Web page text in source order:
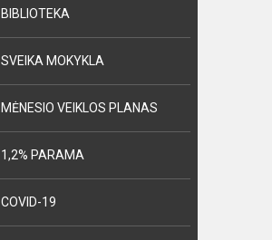
BIBLIOTEKA
SVEIKA MOKYKLA
MĖNESIO VEIKLOS PLANAS
1,2% PARAMA
COVID-19